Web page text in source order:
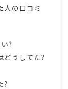
人の口コミ
?
どうしてた?
?